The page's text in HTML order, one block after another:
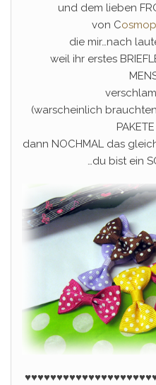
und dem lieben
von C
die mir…nach
weil ihr erstes
(warscheinlich
dann NOCHMAL das
…du bist ein